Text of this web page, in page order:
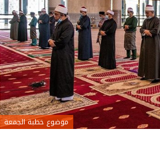
موضوع خطبة الجمعة